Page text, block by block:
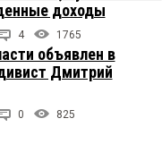
доходы
4 1765
объявлен в
Дмитрий
0 825